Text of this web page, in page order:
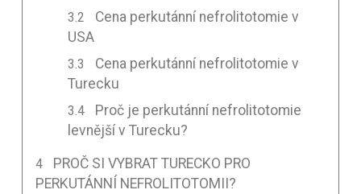
Cena perkutánní nefrolitotomie v
USA
Cena perkutánní nefrolitotomie v
Turecku
Proč je perkutánní nefrolitotomie
levnější v Turecku?
PROČ SI VYBRAT TURECKO PRO
PERKUTÁNNÍ NEFROLITOTOMII?